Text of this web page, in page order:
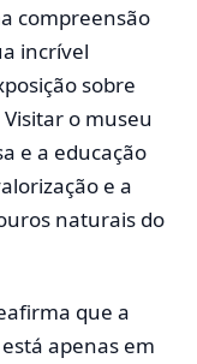
compreensão
incrível
sobre
o museu
e a educação
e a
naturais do
que a
apenas em